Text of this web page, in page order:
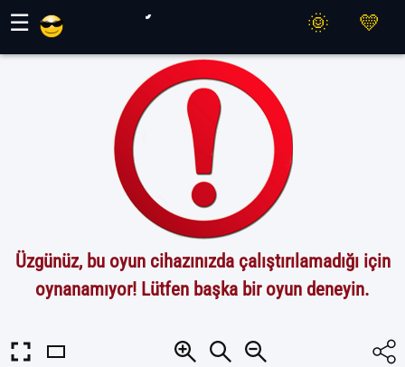
☰
Üzgünüz, bu oyun cihazınızda çalıştırılamadığı için
oynanamıyor! Lütfen başka bir oyun deneyin.